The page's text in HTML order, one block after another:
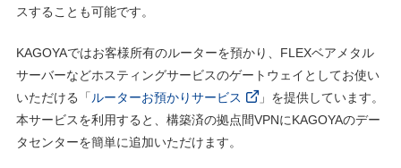
スすることも可能です。
KAGOYAではお客様所有のルーターを預かり、FLEXベアメタル
サーバーなどホスティングサービスのゲートウェイとしてお使い
いただける「 ルーターお預かりサービス
」を提供しています。
本サービスを利用すると、構築済の拠点間VPNにKAGOYAのデー
タセンターを簡単に追加いただけます。